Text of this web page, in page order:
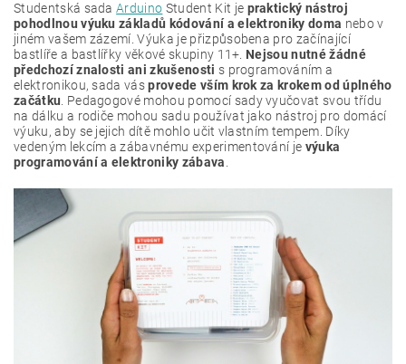
Studentská sadaArduino Student Kit je praktický nástroj
pohodlnou výuku základů kódování a elektroniky doma nebo v
jiném vašem zázemí. Výuka je přizpůsobena pro začínající
bastlíře a bastlířky věkové skupiny 11+. Nejsou nutné žádné
předchozí znalosti ani zkušenosti s programováním a
elektronikou, sada vásprovede vším krok za krokem od úplného
začátku. Pedagogové mohou pomocí sady vyučovat svou třídu
na dálku a rodiče mohou sadu používat jako nástroj pro domácí
výuku, aby se jejich dítě mohlo učit vlastním tempem. Díky
vedeným lekcím a zábavnému experimentování je výuka
programování a elektroniky zábava.